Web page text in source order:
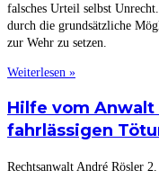
falsches Urteil selbst
durch die grundsätzliche
zur Wehr zu setzen.
Weiterlesen »
Hilfe vom
fahrlässigen
Rechtsanwalt André Rösler